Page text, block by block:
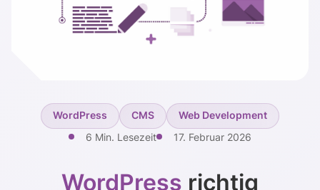
WordPress CMS Web Development
6 Min. Lesezeit 17. Februar 2026
WordPress richtig